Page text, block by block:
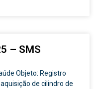
– SMS
Objeto: Registro
de cilindro de